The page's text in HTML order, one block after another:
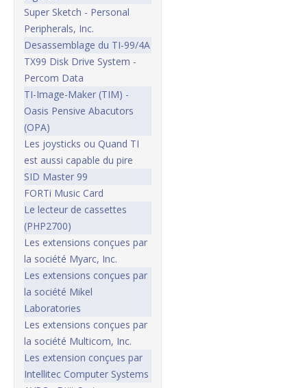
Super Sketch - Personal
Peripherals, Inc.
Desassemblage du TI-99/4A
TX99 Disk Drive System -
Percom Data
TI-Image-Maker (TIM) -
Oasis Pensive Abacutors
(OPA)
Les joysticks ou Quand TI
est aussi capable du pire
SID Master 99
FORTi Music Card
Le lecteur de cassettes
(PHP2700)
Les extensions conçues par
la société Myarc, Inc.
Les extensions conçues par
la société Mikel
Laboratories
Les extensions conçues par
la société Multicom, Inc.
Les extension conçues par
Intellitec Computer Systems